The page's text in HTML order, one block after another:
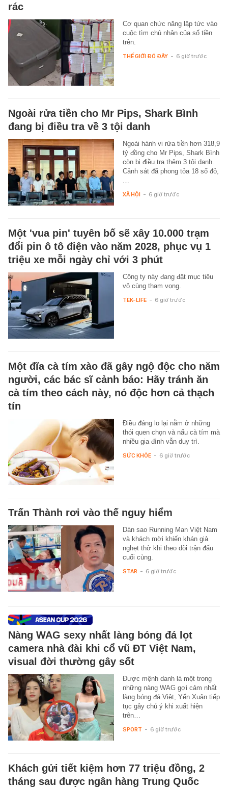
rác
Cơ quan chức năng lập tức vào
cuộc tìm chủ nhân của số tiền
trên.
THẾ GIỚI ĐÓ ĐÂY - 6 giờ trước
Ngoài rửa tiền cho Mr Pips, Shark Bình
đang bị điều tra về 3 tội danh
Ngoài hành vi rửa tiền hơn 318,9
tỷ đồng cho Mr Pips, Shark Bình
còn bị điều tra thêm 3 tội danh.
Cảnh sát đã phong tỏa 18 sổ đỏ,
XÃ HỘI - 6 giờ trước
Một 'vua pin' tuyên bố sẽ xây 10.000 trạm
đổi pin ô tô điện vào năm 2028, phục vụ 1
triệu xe mỗi ngày chỉ với 3 phút
Công ty này đang đặt mục tiêu
vô cùng tham vọng.
TEK-LIFE - 6 giờ trước
Một đĩa cà tím xào đã gây ngộ độc cho năm
người, các bác sĩ cảnh báo: Hãy tránh ăn
cà tím theo cách này, nó độc hơn cả thạch
tín
Điều đáng lo lại nằm ở những
thói quen chọn và nấu cà tím mà
nhiều gia đình vẫn duy trì.
SỨC KHỎE - 6 giờ trước
Trấn Thành rơi vào thế nguy hiểm
Dàn sao Running Man Việt Nam
và khách mời khiến khán giả
nghẹt thở khi theo dõi trận đấu
cuối cùng.
STAR - 6 giờ trước
Nàng WAG sexy nhất làng bóng đá lọt
camera nhà đài khi cổ vũ ĐT Việt Nam,
visual đời thường gây sốt
Được mệnh danh là một trong
những nàng WAG gợi cảm nhất
làng bóng đá Việt, Yến Xuân tiếp
tục gây chú ý khi xuất hiện
trên…
SPORT - 6 giờ trước
Khách gửi tiết kiệm hơn 77 triệu đồng, 2
tháng sau được ngân hàng Trung Quốc